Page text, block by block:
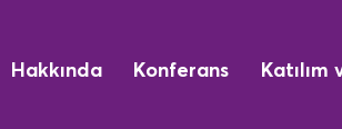
Hakkında Konferans Katılım